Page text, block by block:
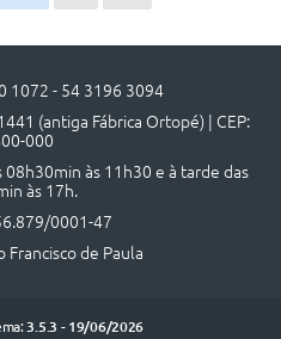
1072 - 54 3196 3094
(antiga Fábrica Ortopé) | CEP:
000
08h30min às 11h30 e à tarde das
às 17h.
0001-47
Francisco de Paula
3.5.3 - 19/06/2026